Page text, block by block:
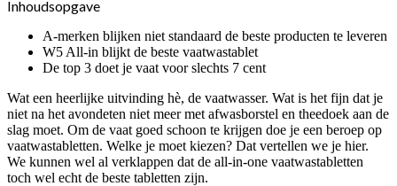
Inhoudsopgave
A-merken blijken niet standaard de beste producten te leveren
W5 All-in blijkt de beste vaatwastablet
De top 3 doet je vaat voor slechts 7 cent
Wat een heerlijke uitvinding hè, de vaatwasser. Wat is het fijn dat je
niet na het avondeten niet meer met afwasborstel en theedoek aan de
slag moet. Om de vaat goed schoon te krijgen doe je een beroep op
vaatwastabletten. Welke je moet kiezen? Dat vertellen we je hier.
We kunnen wel al verklappen dat de all-in-one vaatwastabletten
toch wel echt de beste tabletten zijn.